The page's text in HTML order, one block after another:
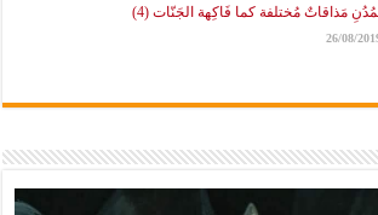
مَذاقاتٌ مُختلفة كما فَاكِهة الجَنّات (4)
26/08/